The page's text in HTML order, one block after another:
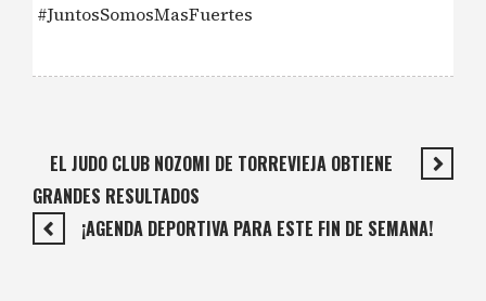
#JuntosSomosMasFuertes
EL JUDO CLUB NOZOMI DE TORREVIEJA OBTIENE
GRANDES RESULTADOS
¡AGENDA DEPORTIVA PARA ESTE FIN DE SEMANA!